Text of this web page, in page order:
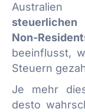
steuerlichen
Non-
beeinflusst,
Steuern
Je mehr
desto